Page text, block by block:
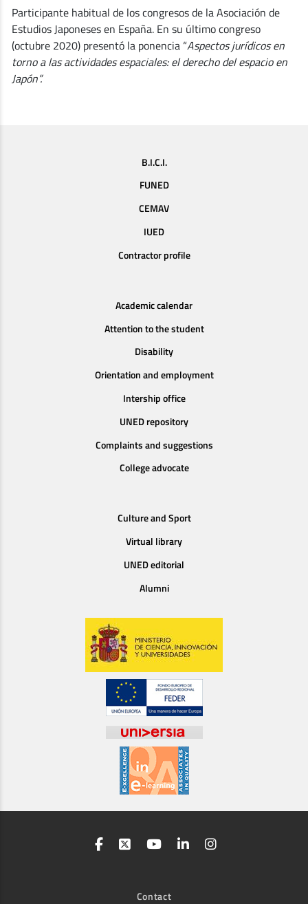
Participante habitual de los congresos de la Asociación de
Estudios Japoneses en España. En su último congreso
(octubre 2020) presentó la ponencia “Aspectos jurídicos en
torno a las actividades espaciales: el derecho del espacio en
Japón”.
B.I.C.I.
FUNED
CEMAV
IUED
Contractor profile
Academic calendar
Attention to the student
Disability
Orientation and employment
Intership office
UNED repository
Complaints and suggestions
College advocate
Culture and Sport
Virtual library
UNED editorial
Alumni
Contact